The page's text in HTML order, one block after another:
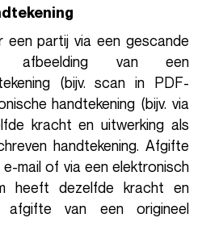
een partij via een gescande
afbeelding van een
(bijv. scan in PDF-
handtekening (bijv. via
kracht en uitwerking als
handtekening. Afgifte
mail of via een elektronisch
heeft dezelfde kracht en
van een origineel